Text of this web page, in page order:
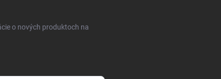
o nových produktoch na